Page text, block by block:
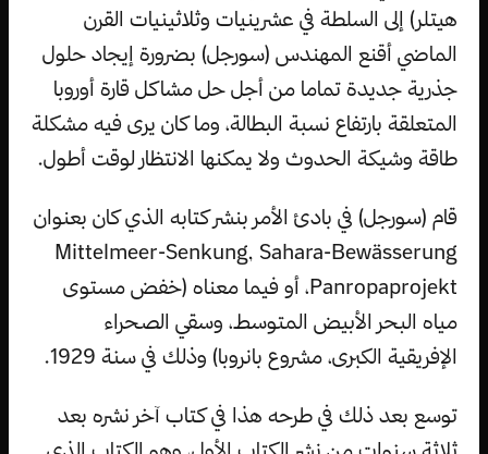
هيتلر) إلى السلطة في عشرينيات وثلاثينيات القرن
الماضي أقنع المهندس (سورجل) بضرورة إيجاد حلول
جذرية جديدة تماما من أجل حل مشاكل قارة أوروبا
المتعلقة بارتفاع نسبة البطالة، وما كان يرى فيه مشكلة
طاقة وشيكة الحدوث ولا يمكنها الانتظار لوقت أطول.
قام (سورجل) في بادئ الأمر بنشر كتابه الذي كان بعنوان
Mittelmeer-Senkung, Sahara-Bewässerung
Panropaprojekt، أو فيما معناه (خفض مستوى
مياه البحر الأبيض المتوسط، وسقي الصحراء
الإفريقية الكبرى، مشروع بانروبا) وذلك في سنة 1929.
توسع بعد ذلك في طرحه هذا في كتاب آخر نشره بعد